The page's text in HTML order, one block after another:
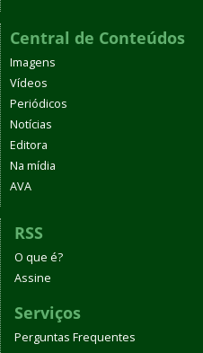
Central de Conteúdos
Imagens
Vídeos
Periódicos
Notícias
Editora
Na mídia
AVA
RSS
O que é?
Assine
Serviços
Perguntas Frequentes